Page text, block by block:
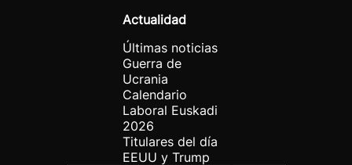
Actualidad
Últimas noticias
Guerra de
Ucrania
Calendario
Laboral Euskadi
2026
Titulares del día
EEUU y Trump